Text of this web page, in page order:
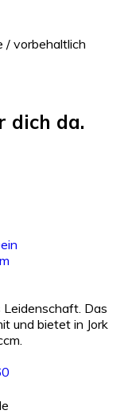
/ vorbehaltlich
dich da.
Das
und bietet in Jork